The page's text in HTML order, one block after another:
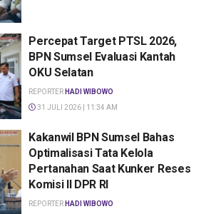
Percepat Target PTSL 2026,
BPN Sumsel Evaluasi Kantah
OKU Selatan
REPORTER HADI WIBOWO
31 JULI 2026 | 11:34 AM
Kakanwil BPN Sumsel Bahas
Optimalisasi Tata Kelola
Pertanahan Saat Kunker Reses
Komisi II DPR RI
REPORTER HADI WIBOWO